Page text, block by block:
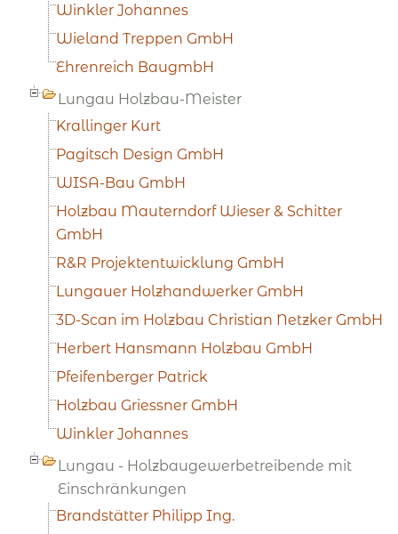
Winkler Johannes
Wieland Treppen GmbH
Ehrenreich BaugmbH
Lungau Holzbau-Meister
Krallinger Kurt
Pagitsch Design GmbH
WISA-Bau GmbH
Holzbau Mauterndorf Wieser & Schitter
GmbH
R&R Projektentwicklung GmbH
Lungauer Holzhandwerker GmbH
3D-Scan im Holzbau Christian Netzker GmbH
Herbert Hansmann Holzbau GmbH
Pfeifenberger Patrick
Holzbau Griessner GmbH
Winkler Johannes
Lungau - Holzbaugewerbetreibende mit
Einschränkungen
Brandstätter Philipp Ing.